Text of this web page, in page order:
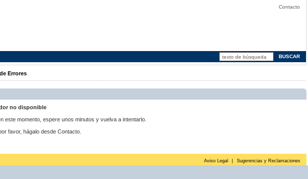
Contacto
Errores
no disponible
este momento, espere unos minutos y vuelva a intentarlo.
favor, hágalo desde Contacto.
Aviso Legal Sugerencias y Reclamaciones